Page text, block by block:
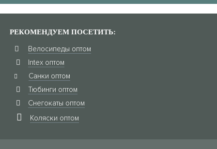
РЕКОМЕНДУЕМ ПОСЕТИТЬ:
Велосипеды оптом
Intex оптом
Санки оптом
Тюбинги оптом
Снегокаты оптом
Коляски оптом